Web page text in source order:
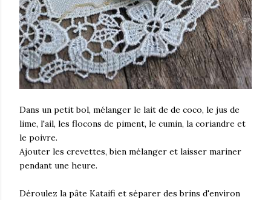
Dans un petit bol, mélanger le lait de de coco, le jus de
lime, l'ail, les flocons de piment, le cumin, la coriandre et
le poivre.
Ajouter les crevettes, bien mélanger et laisser mariner
pendant une heure.
Déroulez la pâte Kataifi et séparer des brins d'environ